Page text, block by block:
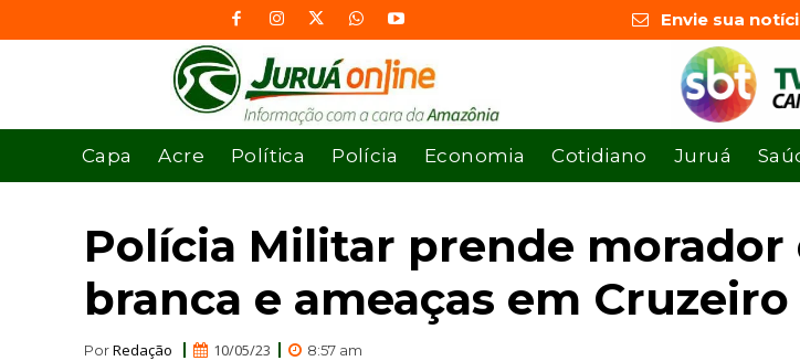
Envie sua
Capa Acre Política Polícia Economia Cotidiano Juruá
Polícia Militar prende
branca e ameaças em Cruzeiro
PorRedação 10/05/23 8:57 am